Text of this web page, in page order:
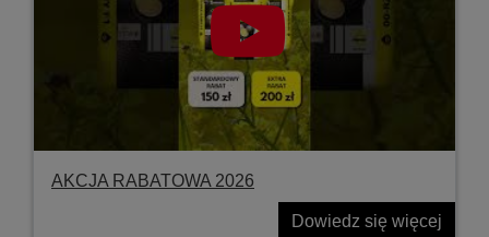
AKCJA RABATOWA 2026
Dowiedz się więcej